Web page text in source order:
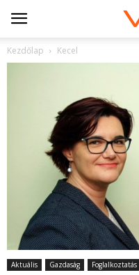
Kezdőlap Kecel
Aktuális Gazdaság Foglalkoztatás